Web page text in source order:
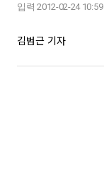
입력 2012-02-24 10:59
김범근 기자